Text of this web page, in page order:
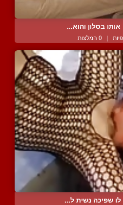
בסלון והוא...
| 0 המלצות
שפיכה נשית ל...